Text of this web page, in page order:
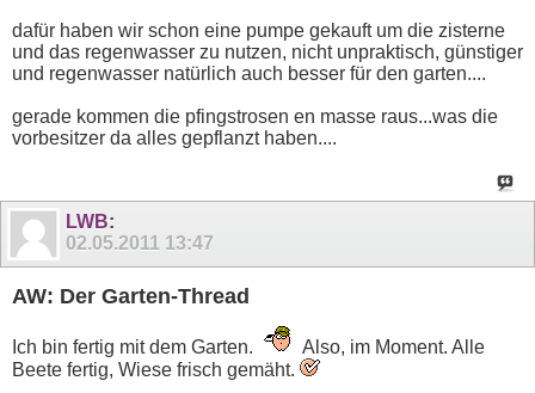
dafür haben wir schon eine pumpe gekauft um die zisterne
und das regenwasser zu nutzen, nicht unpraktisch, günstiger
und regenwasser natürlich auch besser für den garten....
gerade kommen die pfingstrosen en masse raus...was die
vorbesitzer da alles gepflanzt haben....
LWB:
02.05.2011 13:47
AW: Der Garten-Thread
Ich bin fertig mit dem Garten.
Also, im Moment. Alle
Beete fertig, Wiese frisch gemäht.